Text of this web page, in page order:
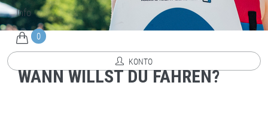
Info
0
KONTO
WANN WILLST DU FAHREN?